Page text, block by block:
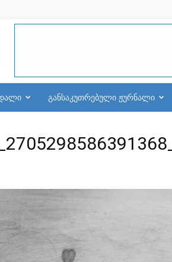
განსაკუთრებული ჟურნალი